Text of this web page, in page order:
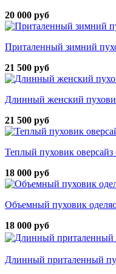
20 000 руб
Приталенный зимний
21 500 руб
Длинный женский
21 500 руб
Теплый пуховик
18 000 руб
Объемный пуховик
18 000 руб
Длинный приталенный